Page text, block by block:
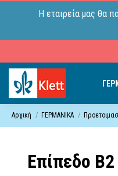
Η εταιρεία μας θα
Αρχική ΓΕΡΜΑΝΙΚΑ
Επίπεδο B2